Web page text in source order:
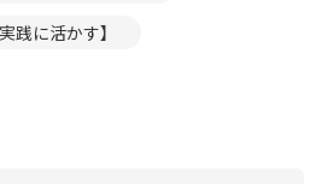
践に活かす】